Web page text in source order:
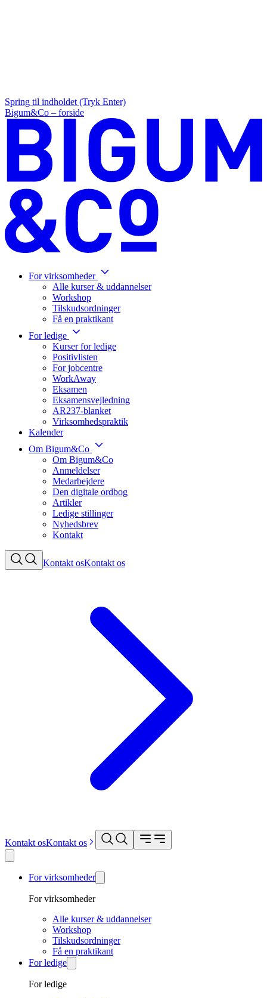
Spring til indholdet (Tryk Enter)
Bigum&Co – forside
For virksomheder
Alle kurser & uddannelser
Workshop
Tilskudsordninger
Få en praktikant
For ledige
Kurser for ledige
Positivlisten
For jobcentre
WorkAway
Eksamen
Eksamensvejledning
AR237-blanket
Virksomhedspraktik
Kalender
Om Bigum&Co
Om Bigum&Co
Anmeldelser
Medarbejdere
Den digitale ordbog
Artikler
Ledige stillinger
Nyhedsbrev
Kontakt
Kontakt osKontakt os
Kontakt osKontakt os
For virksomheder
For virksomheder
Alle kurser & uddannelser
Workshop
Tilskudsordninger
Få en praktikant
For ledige
For ledige